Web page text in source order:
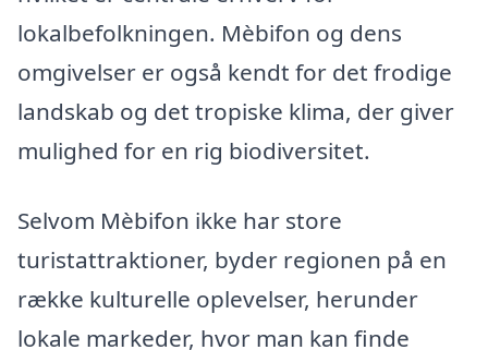
lokalbefolkningen. Mèbifon og dens
omgivelser er også kendt for det frodige
landskab og det tropiske klima, der giver
mulighed for en rig biodiversitet.
Selvom Mèbifon ikke har store
turistattraktioner, byder regionen på en
række kulturelle oplevelser, herunder
lokale markeder, hvor man kan finde